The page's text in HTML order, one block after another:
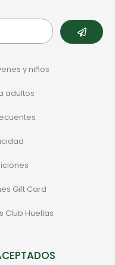
y niños
adultos
Gift Card
Club Huellas